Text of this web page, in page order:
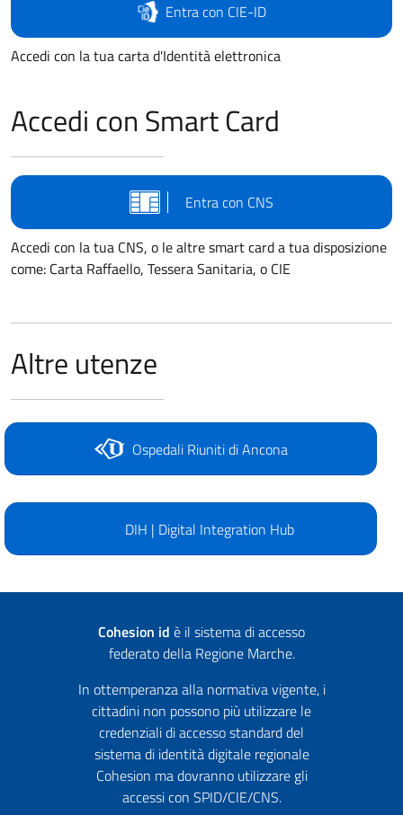
Entra con CIE-ID
Accedi con la tua carta d'Identità elettronica
Accedi con Smart Card
Entra con CNS
Accedi con la tua CNS, o le altre smart card a tua disposizione
come: Carta Raffaello, Tessera Sanitaria, o CIE
Altre utenze
Ospedali Riuniti di Ancona
DIH | Digital Integration Hub
Cohesion id è il sistema di accesso
federato della Regione Marche.
In ottemperanza alla normativa vigente, i
cittadini non possono più utilizzare le
credenziali di accesso standard del
sistema di identità digitale regionale
Cohesion ma dovranno utilizzare gli
accessi con SPID/CIE/CNS.